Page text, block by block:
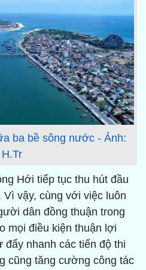
ba bề sông nước - Ảnh:
H.Tr
Hới tiếp tục thu hút đầu
Vì vậy, cùng với việc luôn
dân đồng thuận trong
mọi điều kiện thuận lợi
đẩy nhanh các tiến độ thi
cũng tăng cường công tác